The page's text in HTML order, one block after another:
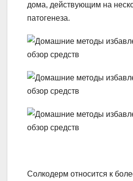
дома, действующим на
патогенеза.
Солкодерм относится к